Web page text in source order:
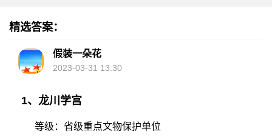
精选答案：
假装一朵花
2023-03-31 13:30
1、龙川学宫
等级：省级重点文物保护单位